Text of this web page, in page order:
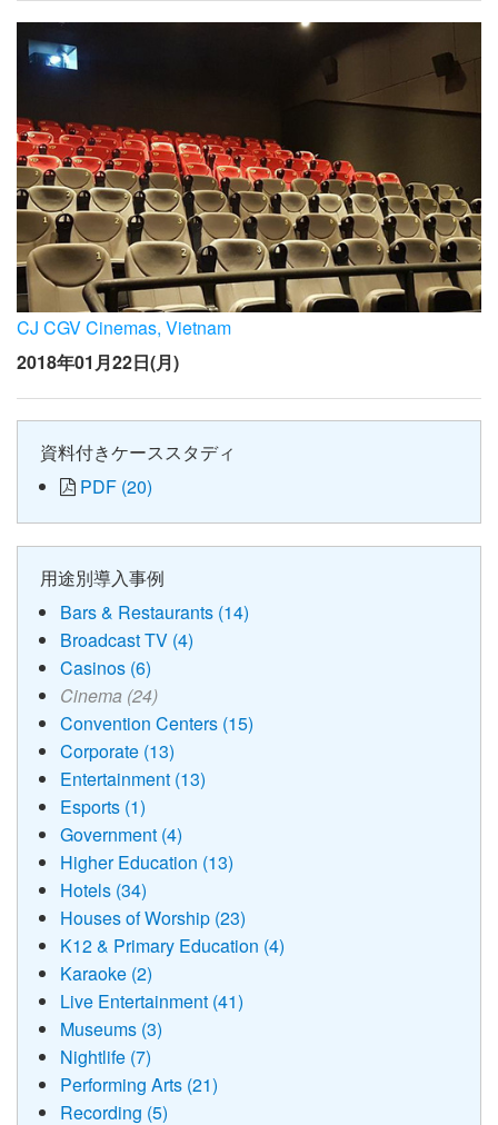
CJ CGV Cinemas, Vietnam
2018年01月22日(月)
資料付きケーススタディ
PDF (20)
用途別導入事例
Bars & Restaurants (14)
Broadcast TV (4)
Casinos (6)
Cinema (24)
Convention Centers (15)
Corporate (13)
Entertainment (13)
Esports (1)
Government (4)
Higher Education (13)
Hotels (34)
Houses of Worship (23)
K12 & Primary Education (4)
Karaoke (2)
Live Entertainment (41)
Museums (3)
Nightlife (7)
Performing Arts (21)
Recording (5)